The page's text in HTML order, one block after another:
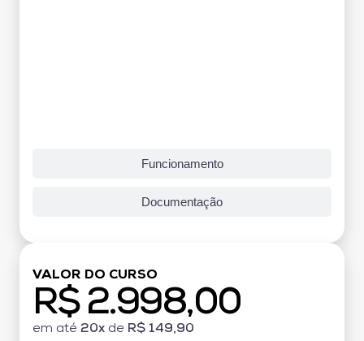
Funcionamento
Documentação
VALOR DO CURSO
R$ 2.998,00
em até 20x de R$ 149,90